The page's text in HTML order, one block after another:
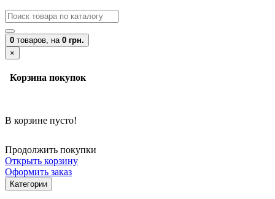
0 товаров, на 0 грн.
×
Корзина покупок
В корзине пусто!
Продолжить покупки
Открыть корзину
Оформить заказ
Категории